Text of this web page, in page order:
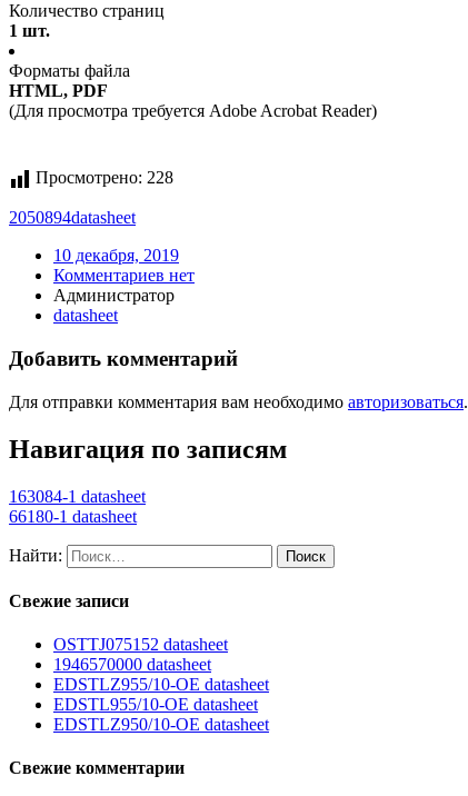
Количество страниц
1 шт.
Форматы файла
HTML, PDF
(Для просмотра требуется Adobe Acrobat Reader)
Просмотрено: 228
2050894datasheet
10 декабря, 2019
Комментариев нет
Администратор
datasheet
Добавить комментарий
Для отправки комментария вам необходимо авторизоваться.
Навигация по записям
163084-1 datasheet
66180-1 datasheet
Найти:
Свежие записи
OSTTJ075152 datasheet
1946570000 datasheet
EDSTLZ955/10-OE datasheet
EDSTL955/10-OE datasheet
EDSTLZ950/10-OE datasheet
Свежие комментарии